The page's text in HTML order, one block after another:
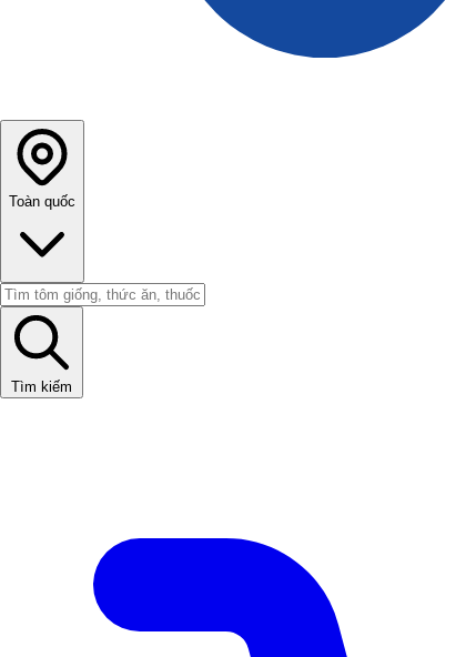
Toàn quốc
Tìm kiếm